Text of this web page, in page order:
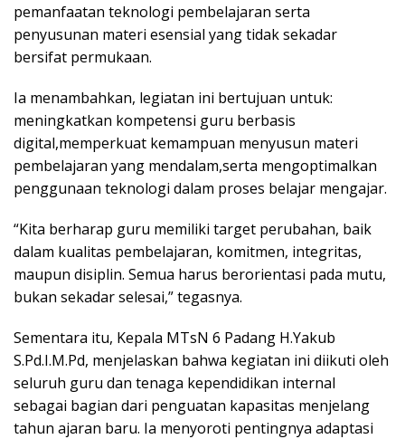
pemanfaatan teknologi pembelajaran serta
penyusunan materi esensial yang tidak sekadar
bersifat permukaan.
Ia menambahkan, legiatan ini bertujuan untuk:
meningkatkan kompetensi guru berbasis
digital,memperkuat kemampuan menyusun materi
pembelajaran yang mendalam,serta mengoptimalkan
penggunaan teknologi dalam proses belajar mengajar.
“Kita berharap guru memiliki target perubahan, baik
dalam kualitas pembelajaran, komitmen, integritas,
maupun disiplin. Semua harus berorientasi pada mutu,
bukan sekadar selesai,” tegasnya.
Sementara itu, Kepala MTsN 6 Padang H.Yakub
S.Pd.I.M.Pd, menjelaskan bahwa kegiatan ini diikuti oleh
seluruh guru dan tenaga kependidikan internal
sebagai bagian dari penguatan kapasitas menjelang
tahun ajaran baru. Ia menyoroti pentingnya adaptasi